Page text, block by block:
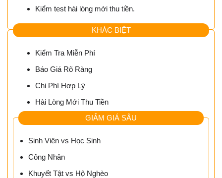
Kiểm test hài lòng mới thu tiền.
KHÁC BIỆT
Kiểm Tra Miễn Phí
Báo Giá Rõ Ràng
Chi Phí Hợp Lý
Hài Lòng Mới Thu Tiền
GIẢM GIÁ SÂU
Sinh Viên vs Học Sinh
Công Nhân
Khuyết Tật vs Hộ Nghèo